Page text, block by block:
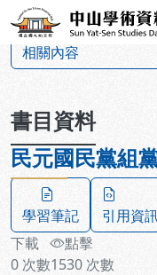
跳到主要內容
中山學術
相關內容
書目資料
民元國民黨組
學習筆記 引用資
下載
0 次數
點擊
1530 次數